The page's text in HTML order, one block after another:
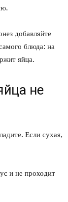
добавляйте
блюда: на
яйца.
не
Если сухая,
и не проходит